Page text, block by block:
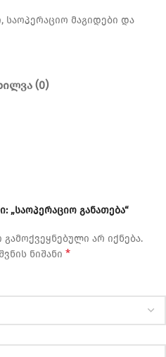
, საოპერაციო მაგიდები და
(0)
„საოპერაციო განათება“
არ იქნება.
ნიშანი *